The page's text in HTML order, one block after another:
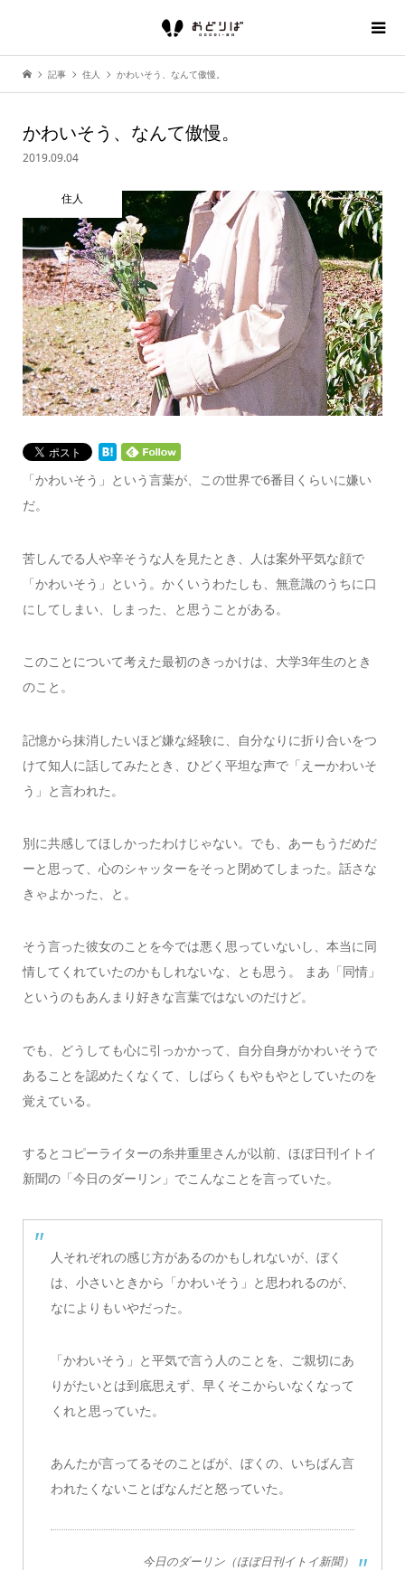
記事 住人 かわいそう、なんて傲慢。
かわいそう、なんて傲慢。
2019.09.04
住人
「かわいそう」という言葉が、この世界で6番目くらいに嫌い
だ。
苦しんでる人や辛そうな人を見たとき、人は案外平気な顔で
「かわいそう」という。かくいうわたしも、無意識のうちに口
にしてしまい、しまった、と思うことがある。
このことについて考えた最初のきっかけは、大学3年生のとき
のこと。
記憶から抹消したいほど嫌な経験に、自分なりに折り合いをつ
けて知人に話してみたとき、ひどく平坦な声で「えーかわいそ
う」と言われた。
別に共感してほしかったわけじゃない。でも、あーもうだめだ
ーと思って、心のシャッターをそっと閉めてしまった。話さな
きゃよかった、と。
そう言った彼女のことを今では悪く思っていないし、本当に同
情してくれていたのかもしれないな、とも思う。 まあ「同情」
というのもあんまり好きな言葉ではないのだけど。
でも、どうしても心に引っかかって、自分自身がかわいそうで
あることを認めたくなくて、しばらくもやもやとしていたのを
覚えている。
するとコピーライターの糸井重里さんが以前、ほぼ日刊イトイ
新聞の「今日のダーリン」でこんなことを言っていた。
人それぞれの感じ方があるのかもしれないが、ぼく
は、小さいときから「かわいそう」と思われるのが、
なによりもいやだった。
「かわいそう」と平気で言う人のことを、ご親切にあ
りがたいとは到底思えず、早くそこからいなくなって
くれと思っていた。
あんたが言ってるそのことばが、ぼくの、いちばん言
われたくないことばなんだと怒っていた。
今日のダーリン（ほぼ日刊イトイ新聞）